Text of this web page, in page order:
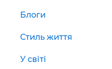
Блоги
Стиль життя
У світі